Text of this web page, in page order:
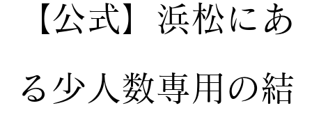
【公式】 浜松にあ
る少人数専用の結